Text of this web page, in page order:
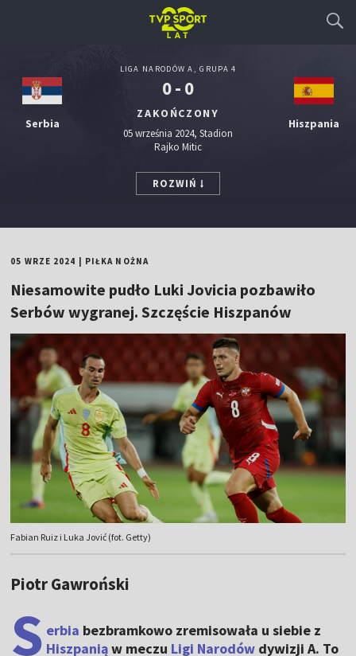
Serbia
LIGA NARODÓW A, GRUPA 4
0 - 0
ZAKOŃCZONY
05 września 2024, Stadion
Rajko Mitic
Hiszpania
ROZWIŃ
05 WRZE 2024 PIŁKA NOŻNA
Niesamowite pudło Luki Jovicia pozbawiło
Serbów wygranej. Szczęście Hiszpanów
Fabian Ruiz i Luka Jović (fot. Getty)
Piotr Gawroński
S erbia bezbramkowo zremisowała u siebie z
Hiszpaniąw meczu Ligi Narodów dywizji A. To